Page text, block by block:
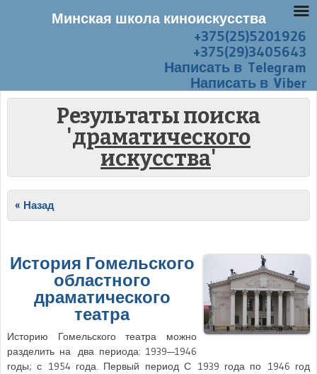
+375(25)5201926
+375(29)3405643
Написать в Telegram
Написать в Viber
Результаты поиска
'драматического
искусства'
Post navigation
« Назад
История Гомельского
областного
драматического
театра
Историю Гомельского театра можно
разделить на два периода: 1939—1946
годы; с 1954 года. Первый период С 1939 года по 1946 год
Минская школа киноискусства